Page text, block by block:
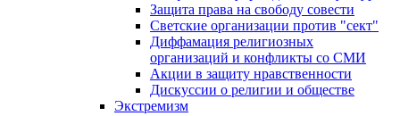
Защита права на свободу совести
Светские организации против "сект"
Диффамация религиозных
организаций и конфликты со СМИ
Акции в защиту нравственности
Дискуссии о религии и обществе
Экстремизм